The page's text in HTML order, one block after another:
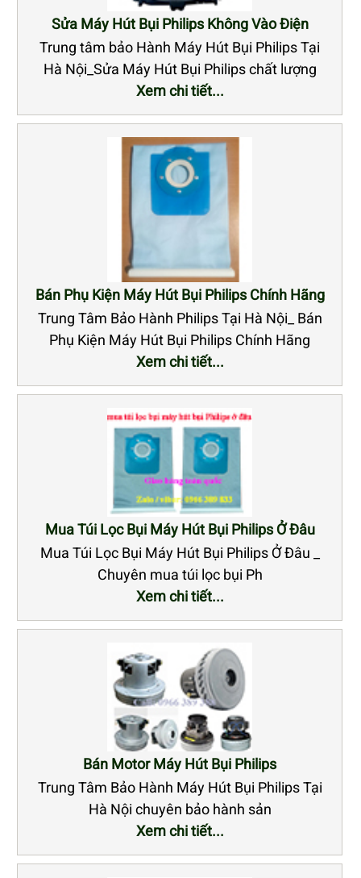
Sửa Máy Hút Bụi Philips Không Vào Điện
Trung tâm bảo Hành Máy Hút Bụi Philips Tại
Hà Nội_Sửa Máy Hút Bụi Philips chất lượng
Xem chi tiết...
Bán Phụ Kiện Máy Hút Bụi Philips Chính Hãng
Trung Tâm Bảo Hành Philips Tại Hà Nội_ Bán
Phụ Kiện Máy Hút Bụi Philips Chính Hãng
Xem chi tiết...
Mua Túi Lọc Bụi Máy Hút Bụi Philips Ở Đâu
Mua Túi Lọc Bụi Máy Hút Bụi Philips Ở Đâu _
Chuyên mua túi lọc bụi Ph
Xem chi tiết...
Bán Motor Máy Hút Bụi Philips
Trung Tâm Bảo Hành Máy Hút Bụi Philips Tại
Hà Nội chuyên bảo hành sản
Xem chi tiết...